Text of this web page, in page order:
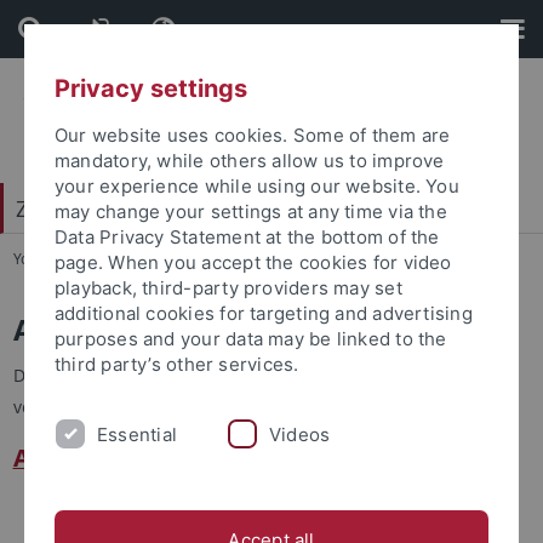
Skip
to
content
Skip
to
footer
Zentrum für Datenverarbeitung (ZDV)
You are here: Startseite ... Anträge
Anträge
Die Dienstleistungen des ZDV werden zur Zeit auf drei
verschiedene Arten beantragt
Anträge mit Deckblatt
IP-Adresse und DNS-Einträge
Privacy settings
Our website uses cookies. Some of them are
mandatory, while others allow us to improve
your experience while using our website. You
may change your settings at any time via the
Data Privacy Statement at the bottom of the
page. When you accept the cookies for video
playback, third-party providers may set
additional cookies for targeting and advertising
purposes and your data may be linked to the
third party’s other services.
Essential Videos